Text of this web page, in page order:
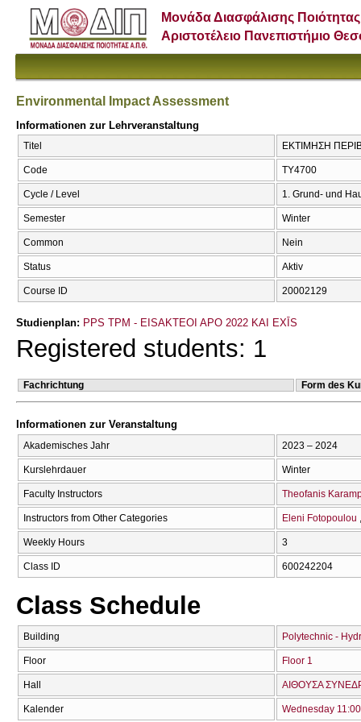
Μονάδα Διασφάλισης Ποιότητας
Αριστοτέλειο Πανεπιστήμιο
Environmental Impact Assessment
Informationen zur Lehrveranstaltung
Titel ΕΚΤΙΜΗΣΗ
Code ΤΥ4700
Cycle / Level 1. Grund- und
Semester Winter
Common Nein
Status Aktiv
Course ID 20002129
Studienplan: PPS TPM - EISAKTEOI APO 2022 KAI EXĪS
Registered students: 1
Fachrichtung Form des
Informationen zur Veranstaltung
Akademisches Jahr 2023 – 2024
Kurslehrdauer Winter
Faculty Instructors Theofanis
Instructors from Other Categories Eleni Fotopoulou
Weekly Hours 3
Class ID 600242204
Class Schedule
Building Polytechnic -
Floor Floor 1
Hall ΑΙΘΟΥΣΑ
Kalender Wednesday